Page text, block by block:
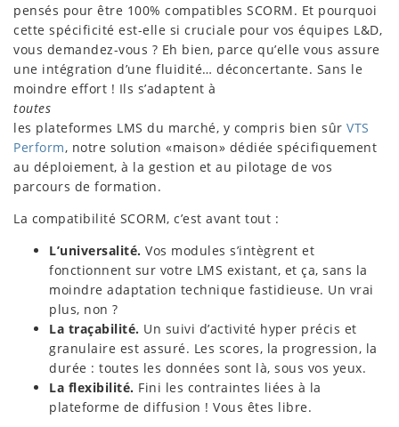
pensés pour être 100% compatibles SCORM. Et pourquoi
cette spécificité est-elle si cruciale pour vos équipes L&D,
vous demandez-vous ? Eh bien, parce qu’elle vous assure
une intégration d’une fluidité… déconcertante. Sans le
moindre effort ! Ils s’adaptent à
toutes
les plateformes LMS du marché, y compris bien sûr VTS
Perform, notre solution «maison» dédiée spécifiquement
au déploiement, à la gestion et au pilotage de vos
parcours de formation.
La compatibilité SCORM, c’est avant tout :
L’universalité. Vos modules s’intègrent et
fonctionnent sur votre LMS existant, et ça, sans la
moindre adaptation technique fastidieuse. Un vrai
plus, non ?
La traçabilité. Un suivi d’activité hyper précis et
granulaire est assuré. Les scores, la progression, la
durée : toutes les données sont là, sous vos yeux.
La flexibilité. Fini les contraintes liées à la
plateforme de diffusion ! Vous êtes libre.